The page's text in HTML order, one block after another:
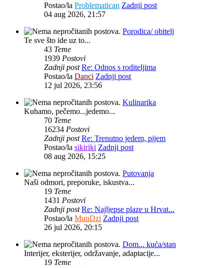
Postao/la Problematican Zadnji post
04 aug 2026, 21:57
Porodica/ obitelj
Te sve što ide uz to...
43 Teme
1939 Postovi
Zadnji post Re: Odnos s roditeljima
Postao/la Danci Zadnji post
12 jul 2026, 23:56
Kulinarika
Kuhamo, pečemo...jedemo...
70 Teme
16234 Postovi
Zadnji post Re: Trenutno jedem, pijem
Postao/la sikiriki Zadnji post
08 aug 2026, 15:25
Putovanja
Naši odmori, preporuke, iskustva...
19 Teme
1431 Postovi
Zadnji post Re: Najljepse plaze u Hrvat...
Postao/la MunDzi Zadnji post
26 jul 2026, 20:15
Dom... kuća/stan
Interijer, eksterijer, održavanje, adaptacije...
19 Teme